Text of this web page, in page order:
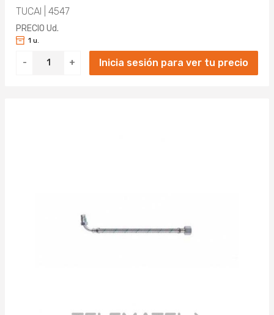
TUCAI | 4547
PRECIO Ud.
- +
1 u.
Inicia sesión para ver tu precio